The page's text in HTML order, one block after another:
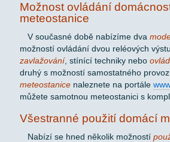
Možnost ovládání
meteostanice
V současné době nabízíme dva
možností ovládání dvou reléových
zavlažování, stínící techniky nebo
druhý s možností samostatného
meteostanice naleznete na portále
můžete samotnou meteostanici s
Všestranné použití domácí
Nabízí se hned několik možností